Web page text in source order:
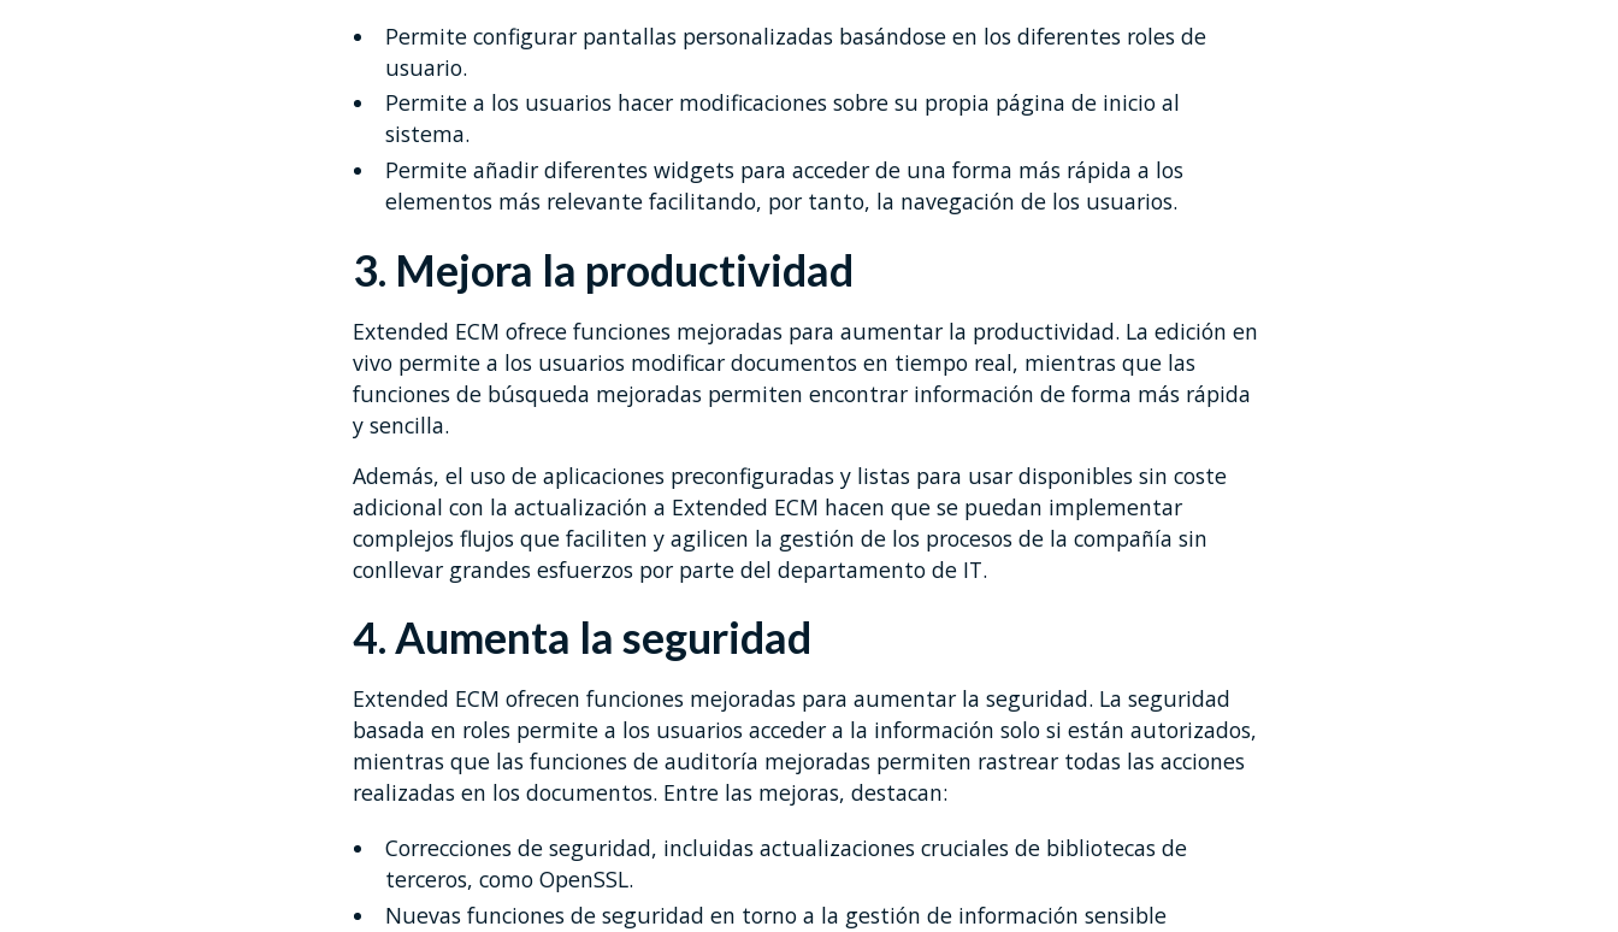
Permite configurar pantallas personalizadas basándose en los diferentes roles de
usuario.
Permite a los usuarios hacer modificaciones sobre su propia página de inicio al
sistema.
Permite añadir diferentes widgets para acceder de una forma más rápida a los
elementos más relevante facilitando, por tanto, la navegación de los usuarios.
3. Mejora la productividad
Extended ECM ofrece funciones mejoradas para aumentar la productividad. La edición en
vivo permite a los usuarios modificar documentos en tiempo real, mientras que las
funciones de búsqueda mejoradas permiten encontrar información de forma más rápida
y sencilla.
Además, el uso de aplicaciones preconfiguradas y listas para usar disponibles sin coste
adicional con la actualización a Extended ECM hacen que se puedan implementar
complejos flujos que faciliten y agilicen la gestión de los procesos de la compañía sin
conllevar grandes esfuerzos por parte del departamento de IT.
4. Aumenta la seguridad
Extended ECM ofrecen funciones mejoradas para aumentar la seguridad. La seguridad
basada en roles permite a los usuarios acceder a la información solo si están autorizados,
mientras que las funciones de auditoría mejoradas permiten rastrear todas las acciones
realizadas en los documentos. Entre las mejoras, destacan:
Correcciones de seguridad, incluidas actualizaciones cruciales de bibliotecas de
terceros, como OpenSSL.
Nuevas funciones de seguridad en torno a la gestión de información sensible